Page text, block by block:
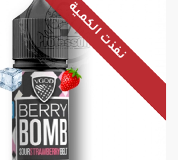
نفذت الكمية